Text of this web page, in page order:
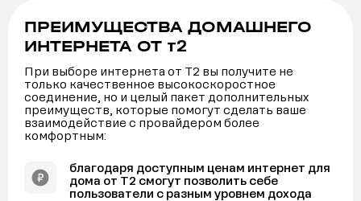
ПРЕИМУЩЕСТВА ДОМАШНЕГО
ИНТЕРНЕТА ОТ т2
При выборе интернета от Т2 вы получите не
только качественное высокоскоростное
соединение, но и целый пакет дополнительных
преимуществ, которые помогут сделать ваше
взаимодействие с провайдером более
комфортным:
благодаря доступным ценам интернет для
дома от Т2 смогут позволить себе
пользователи с разным уровнем дохода